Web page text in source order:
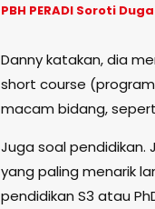
PBH PERADI Soroti
Danny katakan, dia
short course
macam bidang,
Juga soal pendidikan.
yang paling menarik
pendidikan S3 atau